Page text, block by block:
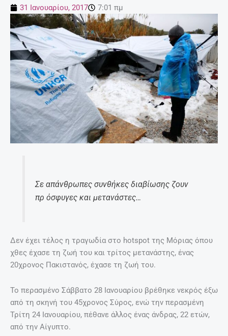
31 Ιανουαρίου, 2017 7:01 πμ
Σε απάνθρωπες συνθήκες διαβίωσης ζουν
πρ όσφυγες και μετανάστες…
Δεν έχει τέλος η τραγωδία στο hotspot της Μόριας όπου
χθες έχασε τη ζωή του και τρίτος μετανάστης, ένας
20χρονος Πακιστανός, έχασε τη ζωή του.
Το περασμένο Σάββατο 28 Ιανουαρίου βρέθηκε νεκρός έξω
από τη σκηνή του 45χρονος Σύρος, ενώ την περασμένη
Τρίτη 24 Ιανουαρίου, πέθανε άλλος ένας άνδρας, 22 ετών,
από την Αίγυπτο.